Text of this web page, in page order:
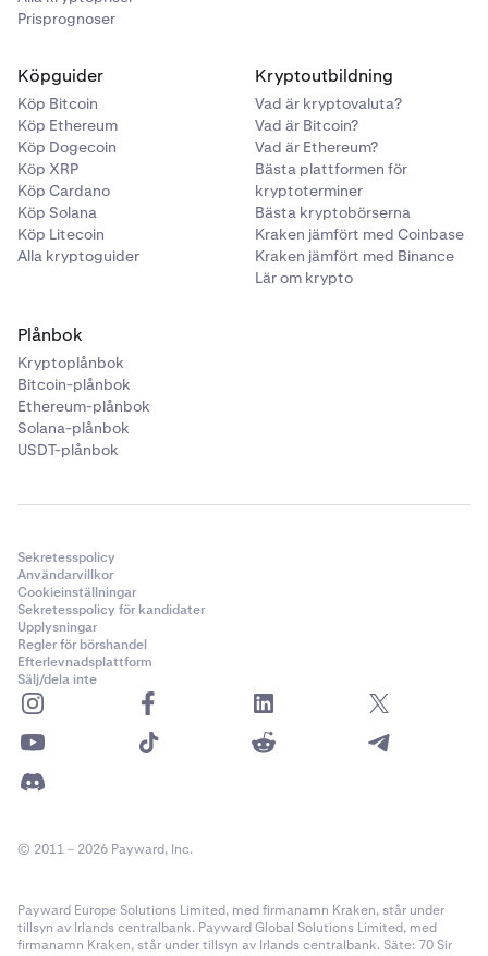
Prisprognoser
Köpguider
Köp Bitcoin
Köp Ethereum
Köp Dogecoin
Köp XRP
Köp Cardano
Köp Solana
Köp Litecoin
Alla kryptoguider
Kryptoutbildning
Vad är kryptovaluta?
Vad är Bitcoin?
Vad är Ethereum?
Bästa plattformen för
kryptoterminer
Bästa kryptobörserna
Kraken jämfört med Coinbase
Kraken jämfört med Binance
Lär om krypto
Plånbok
Kryptoplånbok
Bitcoin-plånbok
Ethereum-plånbok
Solana-plånbok
USDT-plånbok
Sekretesspolicy
Användarvillkor
Cookieinställningar
Sekretesspolicy för kandidater
Upplysningar
Regler för börshandel
Efterlevnadsplattform
Sälj/dela inte
© 2011 – 2026 Payward, Inc.
Payward Europe Solutions Limited, med firmanamn Kraken, står under
tillsyn av Irlands centralbank. Payward Global Solutions Limited, med
firmanamn Kraken, står under tillsyn av Irlands centralbank. Säte: 70 Sir